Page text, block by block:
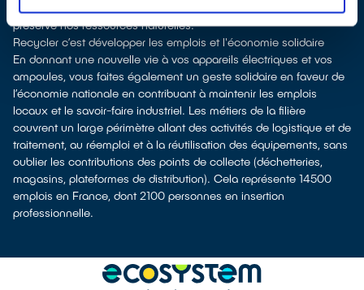
des matières recyclées, ce qui génère moins de pollution et
préserve nos ressources naturelles.
Recycler c’est développer les emplois et l'économie solidaire
En donnant une nouvelle vie à vos appareils électriques et vos
ampoules, vous faites également un geste solidaire en faveur de
l’économie nationale en contribuant à maintenir les emplois
locaux et le savoir-faire industriel. Les métiers de la filière
couvrent un large périmètre allant des activités de logistique et de
traitement, au réemploi et à la réutilisation des équipements, sans
oublier les contributions des points de collecte (déchetteries,
magasins, plateformes de distribution). Cela représente 14500
emplois en France, dont 2100 personnes en insertion
professionnelle.